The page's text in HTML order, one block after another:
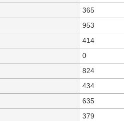
365
953
414
0
824
434
635
379